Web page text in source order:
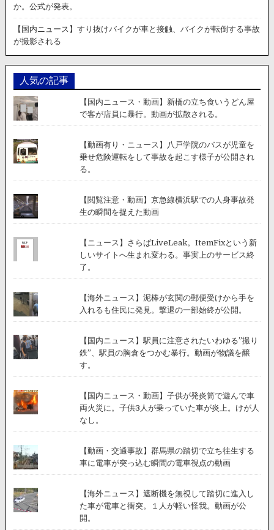
流
時
故
失
10:0
へ。
か。公式が発表。
【国内ニュース】すり抜けバイクが車と接触、バイクが転倒する事故
が撮影される
人気の記事
【国内ニュース・動画】新橋の立ち食いうどん屋
で客が店員に暴行。動画が拡散される。
【動画有り・ニュース】八戸学院のバスが児童を
乗せ危険運転をして事故を起こす様子が公開され
る。
【閲覧注意・動画】京急線横浜駅での人身事故発
生の瞬間を捉えた動画
【ニュース】さらばLiveLeak。ItemFixという新
しいサイトへ生まれ変わる。事実上のサービス終
了。
【海外ニュース】泥棒が玄関の郵便受けから手を
入れるも住民に発見。撃退の一部始終が公開。
【国内ニュース】駅員に注意されたいわゆる”撮り
鉄”、駅員の胸倉をつかむ暴行。動画が物議を醸
す。
【国内ニュース・動画】子供が発炎筒で遊んで車
両火災に。子供3人が乗っていた車が炎上。けが人
なし。
【動画・交通事故】群馬県の踏切で立ち往生する
車に電車が突っ込む瞬間の電車視点の動画
【海外ニュース】遮断機を無視して踏切に進入し
た車が電車と衝突。１人が軽い怪我。動画が公
開。